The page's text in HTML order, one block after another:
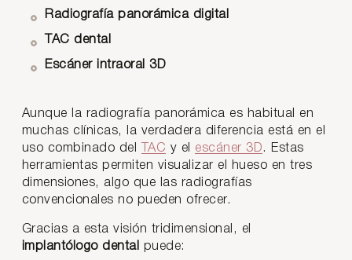
Radiografía panorámica digital
TAC dental
Escáner intraoral 3D
Aunque la radiografía panorámica es habitual en
muchas clínicas, la verdadera diferencia está en el
uso combinado del
TAC y el escáner 3D. Estas
herramientas permiten visualizar el hueso en tres
dimensiones, algo que las radiografías
convencionales no pueden ofrecer.
Gracias a esta visión tridimensional, el
implantólogo dental puede: